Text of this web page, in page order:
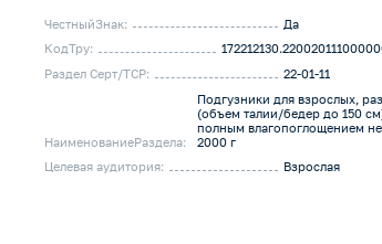
ЧестныйЗнак:
Да
КодТру:
Раздел Серт/ТСР:
22-01-11
НаименованиеРаздела:
Подгузники для взрослых,
(объем талии/бедер до 150
полным влагопоглощением
2000 г
Целевая аудитория:
Взрослая